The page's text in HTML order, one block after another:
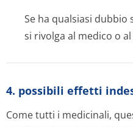
Se ha qualsiasi dubbio
si rivolga al medico o
4. possibili effetti
Come tutti i medicinali,